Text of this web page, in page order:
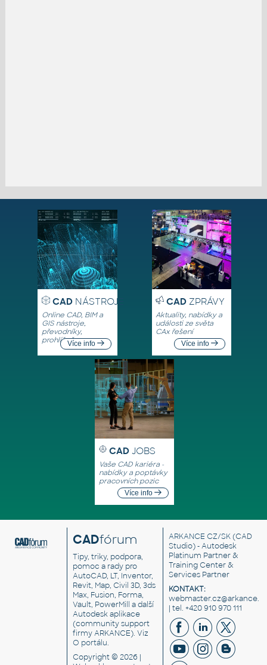
CADNÁSTROJE
Online CAD, BIM a
GIS nástroje,
převodníky,
prohlížečeVíce info
CADZPRÁVY
Aktuality, nabídky a
události ze světa
CAx řešení
Více info
CAD JOBS
Vaše CAD kariéra -
nabídky a poptávky
pracovních pozic
Více info
CADfórum
Tipy, triky, podpora,
pomoc a rady pro
AutoCAD, LT, Inventor,
Revit, Map, Civil 3D, 3ds
Max, Fusion, Forma,
Vault, PowerMill a další
Autodesk aplikace
(community support
firmy ARKANCE). Viz
O portálu.
Copyright © 2026 |
ARKANCE CZ/SK(CAD
Studio) - Autodesk
Platinum Partner &
Training Center &
Services Partner
KONTAKT:
| tel. +420 910 970 111